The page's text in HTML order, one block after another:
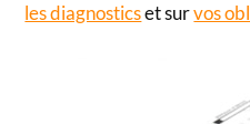
les diagnosticset survos